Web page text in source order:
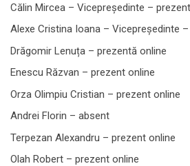
Călin Mircea – Vicepreședinte –
Alexe Cristina Ioana – Vicepreședinte
Drăgomir Lenuța – prezentă online
Enescu Răzvan – prezent online
Orza Olimpiu Cristian – prezent online
Andrei Florin – absent
Terpezan Alexandru – prezent online
Olah Robert – prezent online